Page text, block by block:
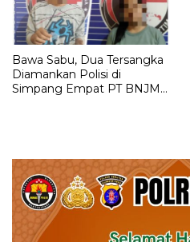
Bawa Sabu, Dua Tersangka
Diamankan Polisi di
Simpang Empat PT BNJM